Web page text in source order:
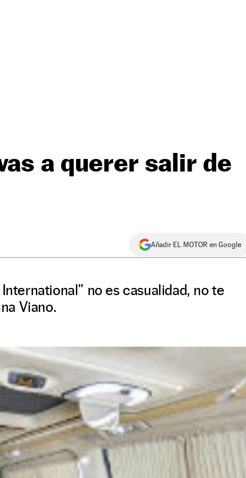
a querer salir de
Añadir EL MOTOR en Google
no es casualidad, no te
Viano.